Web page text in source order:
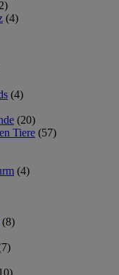
(4)
(4)
(20)
Tiere (57)
(4)
(8)